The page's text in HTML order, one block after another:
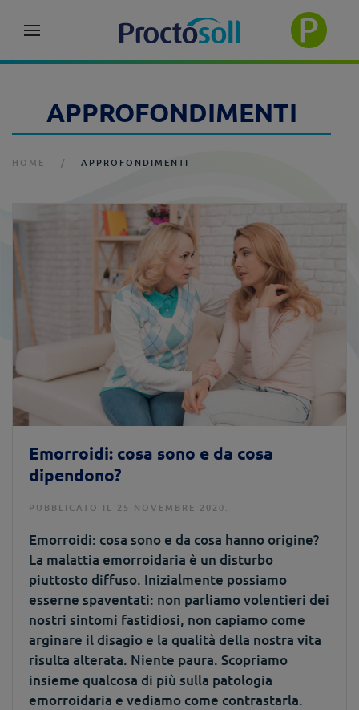
APPROFONDIMENTI
HOME APPROFONDIMENTI
Emorroidi: cosa sono e da cosa
dipendono?
PUBBLICATO IL 25 NOVEMBRE 2020.
Emorroidi: cosa sono e da cosa hanno origine?
La malattia emorroidaria è un disturbo
piuttosto diffuso. Inizialmente possiamo
esserne spaventati: non parliamo volentieri dei
nostri sintomi fastidiosi, non capiamo come
arginare il disagio e la qualità della nostra vita
risulta alterata. Niente paura. Scopriamo
insieme qualcosa di più sulla patologia
emorroidaria e vediamo come contrastarla.